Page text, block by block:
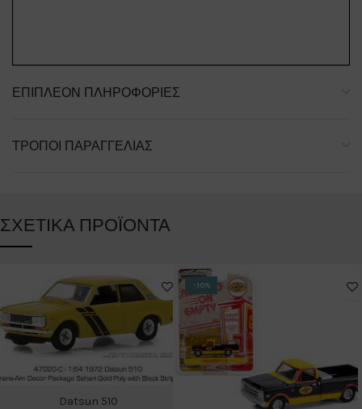
ΕΠΙΠΛΈΟΝ ΠΛΗΡΟΦΟΡΊΕΣ
ΤΡΌΠΟΙ ΠΑΡΑΓΓΕΛΊΑΣ
ΣΧΕΤΙΚΆ ΠΡΟΪΌΝΤΑ
Datsun 510
-10%